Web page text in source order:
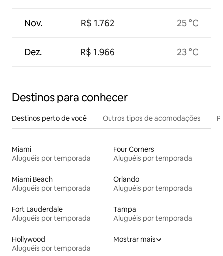
Nov.
Dez.
R$ 1.762
R$ 1.966
25 °C
23 °C
Destinos para conhecer
Destinos perto de você Outros tipos de acomodações
Miami
Aluguéis por temporada
Four Corners
Aluguéis por temporada
Miami Beach
Aluguéis por temporada
Orlando
Aluguéis por temporada
Fort Lauderdale
Aluguéis por temporada
Tampa
Aluguéis por temporada
Hollywood
Aluguéis por temporada
Mostrar mais